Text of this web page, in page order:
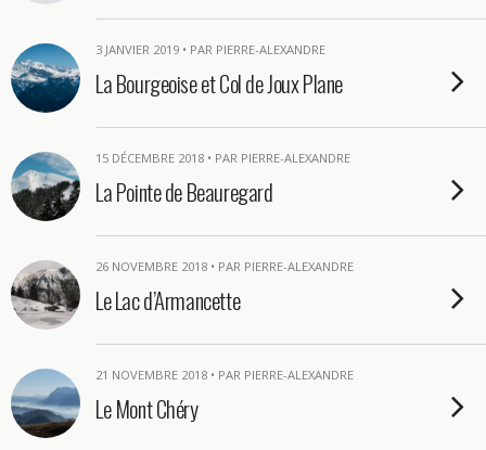
3 JANVIER 2019 • PAR PIERRE-ALEXANDRE
La Bourgeoise et Col de Joux Plane
15 DÉCEMBRE 2018 • PAR PIERRE-ALEXANDRE
La Pointe de Beauregard
26 NOVEMBRE 2018 • PAR PIERRE-ALEXANDRE
Le Lac d’Armancette
21 NOVEMBRE 2018 • PAR PIERRE-ALEXANDRE
Le Mont Chéry